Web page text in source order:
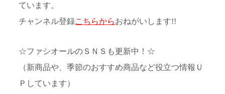
ています。
チャンネル登録こちらからおねがいします!!
☆ファシオールのＳＮＳも更新中！☆
（新商品や、季節のおすすめ商品など役立つ情報Ｕ
Ｐしています）